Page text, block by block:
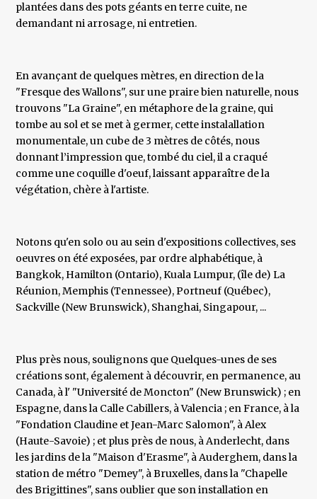
plantées dans des pots géants en terre cuite, ne
demandant ni arrosage, ni entretien.
En avançant de quelques mètres, en direction de la
"Fresque des Wallons", sur une praire bien naturelle, nous
trouvons "La Graine", en métaphore de la graine, qui
tombe au sol et se met à germer, cette instalallation
monumentale, un cube de 3 mètres de côtés, nous
donnant l’impression que, tombé du ciel, il a craqué
comme une coquille d'oeuf, laissant apparaître de la
végétation, chère à l'artiste.
Notons qu'en solo ou au sein d'expositions collectives, ses
oeuvres on été exposées, par ordre alphabétique, à
Bangkok, Hamilton (Ontario), Kuala Lumpur, (île de) La
Réunion, Memphis (Tennessee), Portneuf (Québec),
Sackville (New Brunswick), Shanghai, Singapour, ...
Plus près nous, soulignons que Quelques-unes de ses
créations sont, également à découvrir, en permanence, au
Canada, à l' "Université de Moncton" (New Brunswick) ; en
Espagne, dans la Calle Cabillers, à Valencia ; en France, à la
"Fondation Claudine et Jean-Marc Salomon", à Alex
(Haute-Savoie) ; et plus près de nous, à Anderlecht, dans
les jardins de la "Maison d'Erasme", à Auderghem, dans la
station de métro "Demey", à Bruxelles, dans la "Chapelle
des Brigittines", sans oublier que son installation en